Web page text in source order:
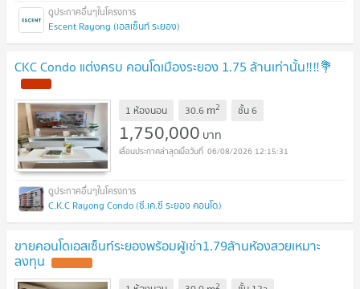
Escent Rayong (เอสเซ็นท์ ระยอง)
CKC Condo แต่งครบ คอนโดเมืองระยอง 1.75 ล้านเท่านั้น‼️‼️💐
1 ห้องนอน 30.6 m2 ชั้น6
1,750,000 บาท
06/08/2026 12:15:31
C.K.C Rayong Condo (ซี.เค.ซี ระยอง คอนโด)
ขายคอนโดเอสเซ็นท์ระยองพร้อมผู้เช่า1.79ล้านห้องสวยเหมาะ
ลงทุน
2